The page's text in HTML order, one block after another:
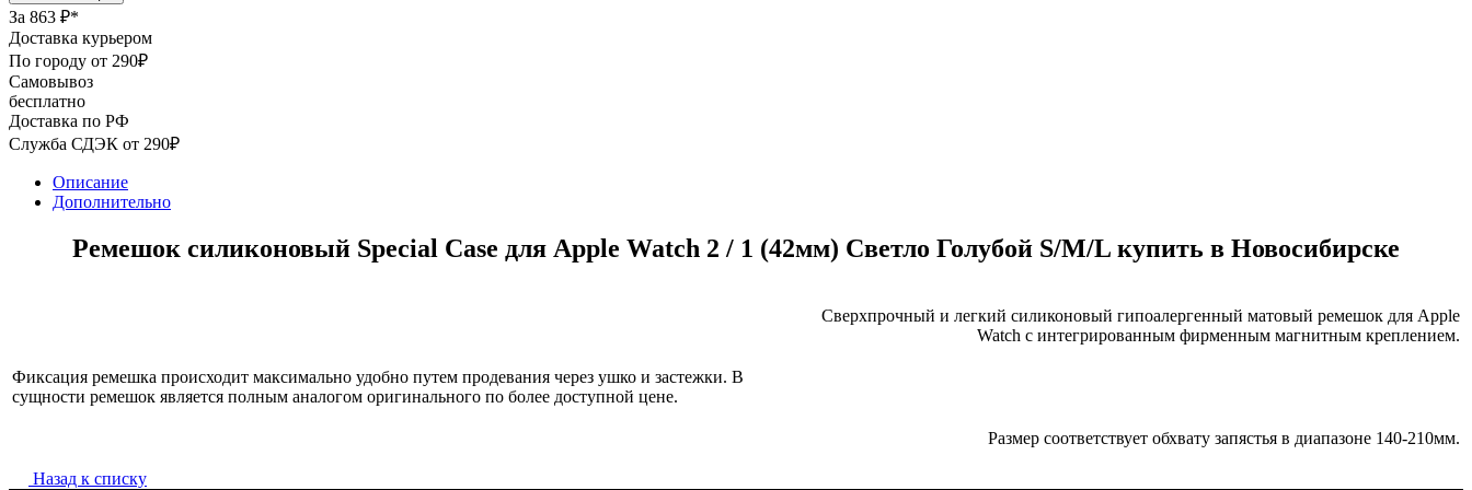
За 863 ₽*
Доставка курьером
По городу от 290₽
Самовывоз
бесплатно
Доставка по РФ
Служба СДЭК от 290₽
Описание
Дополнительно
Ремешок силиконовый Special Case для Apple Watch 2 / 1 (42мм) Светло Голубой S/M/L купить в Новосибирске
Сверхпрочный и легкий силиконовый гипоалергенный матовый ремешок для Apple
Watch с интегрированным фирменным магнитным креплением.
Фиксация ремешка происходит максимально удобно путем продевания через ушко и застежки. В
сущности ремешок является полным аналогом оригинального по более доступной цене.
Размер соответствует обхвату запястья в диапазоне 140-210мм.
Назад к списку